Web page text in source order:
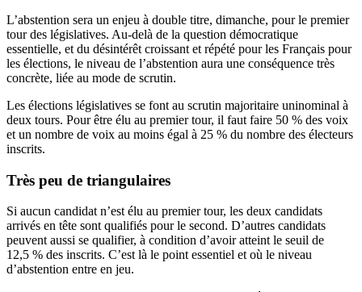
L’abstention sera un enjeu à double titre, dimanche, pour le premier
tour des législatives. Au-delà de la question démocratique
essentielle, et du désintérêt croissant et répété pour les Français pour
les élections, le niveau de l’abstention aura une conséquence très
concrète, liée au mode de scrutin.
Les élections législatives se font au scrutin majoritaire uninominal à
deux tours. Pour être élu au premier tour, il faut faire 50 % des voix
et un nombre de voix au moins égal à 25 % du nombre des électeurs
inscrits.
Très peu de triangulaires
Si aucun candidat n’est élu au premier tour, les deux candidats
arrivés en tête sont qualifiés pour le second. D’autres candidats
peuvent aussi se qualifier, à condition d’avoir atteint le seuil de
12,5 % des inscrits. C’est là le point essentiel et où le niveau
d’abstention entre en jeu.